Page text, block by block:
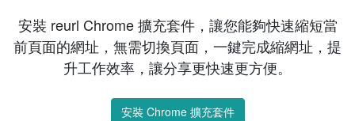
安裝 reurl Chrome 擴充套件，讓您能夠快速縮短當
前頁面的網址，無需切換頁面，一鍵完成縮網址，提
升工作效率，讓分享更快速更方便。
安裝 Chrome 擴充套件